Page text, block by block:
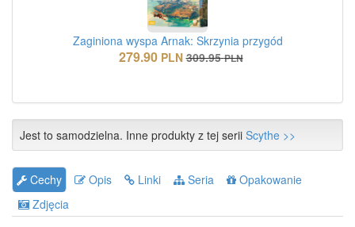
Zaginiona wyspa Arnak: Skrzynia przygód
279.90 PLN 309.95 PLN
Jest to samodzielna. Inne produkty z tej serii Scythe >>
Cechy Opis Linki Seria
Opakowanie
Zdjęcia